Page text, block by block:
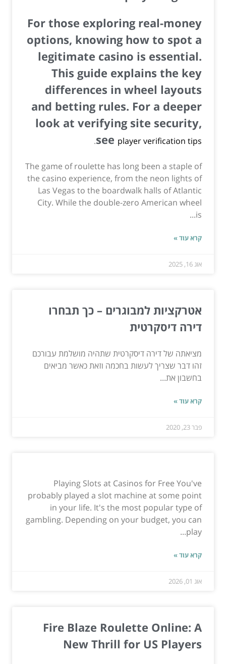
For those exploring real-money
options, knowing how to spot a
legitimate casino is essential.
This guide explains the key
differences in wheel layouts
and betting rules. For a deeper
look at verifying site security,
see player verification tips
.
The game of roulette has long been a staple of
the casino experience, from the neon lights of
Las Vegas to the boardwalk halls of Atlantic
City. While the double-zero American wheel
is...
קרא עוד »
אוג 16, 2025
אטרקציות למבוגרים – כך תבחרו
דירה דיסקרטית
מציאתה של דירה דיסקרטית שתהיה מושלמת עבורכם
זהו דבר שצריך לעשות בחכמה וזאת כאשר מביאים
בחשבון את...
קרא עוד »
פבר 23, 2020
Playing Slots at Casinos for Free You've
probably played a slot machine at some point
in your life. It's the most popular type of
gambling. Depending on your budget, you can
play...
קרא עוד »
אוג 01, 2026
Fire Blaze Roulette Online: A
New Thrill for US Players